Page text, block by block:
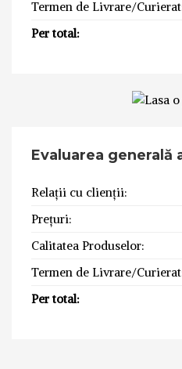
Termen de Livrare/
Per total:
Evaluarea generală
Relații cu clienții:
Prețuri:
Calitatea Produselor:
Termen de Livrare/
Per total: